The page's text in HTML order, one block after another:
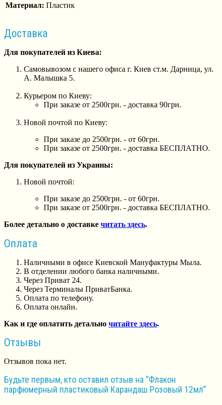
Материал: Пластик
Доставка
Для покупателей из Киева:
Самовывозом с нашего офиса г. Киев ст.м. Дарница, ул.
А. Малышка 5.
Курьером по Киеву:
При заказе от 2500грн. - доставка 90грн.
Новой почтой по Киеву:
При заказе до 2500грн. - от 60грн.
При заказе от 2500грн. - доставка БЕСПЛАТНО.
Для покупателей из Украины:
Новой почтой:
При заказе до 2500грн. - от 60грн.
При заказе от 2500грн. - доставка БЕСПЛАТНО.
Более детально о доставке читать здесь.
Оплата
Наличными в офисе Киевской Мануфактуры Мыла.
В отделении любого банка наличными.
Через Приват 24.
Через Терминалы ПриватБанка.
Оплата по телефону.
Оплата онлайн.
Как и где оплатить детально читайте здесь.
Отзывы
Отзывов пока нет.
Будьте первым, кто оставил отзыв на “Флакон
парфюмерный пластиковый Карандаш Розовый 12мл”